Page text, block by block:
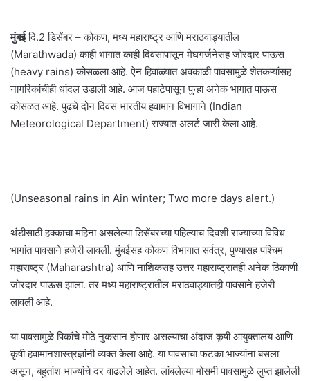
मुंबईदि.2 डिसेंबर – कोकण, मध्य महाराष्ट्र आणि मराठवाड्यातील
(Marathwada) काही भागात काही दिवसांपासून मेघगर्जनेसह जोरदार पाऊस
(heavy rains) कोसळला आहे. ऐन हिवाळ्यात अवकाळी पावसामुळे शेतकऱ्यांसह
नागरिकांचीही धांदल उडाली आहे. आज पहाटेपासून पुन्हा अनेक भागात पाऊस
कोसळत आहे. पुढचे दोन दिवस भारतीय हवामान विभागाने (Indian
Meteorological Department) राज्यात अलर्ट जारी केला आहे.
(Unseasonal rains in Ain winter; Two more days alert.)
थंडीसाठी हक्काचा महिना असलेल्या डिसेंबरच्या पहिल्याच दिवशी राज्याच्या विविध
भागांत पावसाने हजेरी लावली. मुंबईसह कोकण विभागात सर्वत्र, पुण्यासह पश्चिम
महाराष्ट्र (Maharashtra) आणि नाशिकसह उत्तर महाराष्ट्रातही अनेक ठिकाणी
जोरदार पाऊस झाला. तर मध्य महाराष्ट्रातील मराठवाड्यातही पावसाने हजेरी
लावली आहे.
या पावसामुळे पिकांचे मोठे नुकसान होणार असल्याचा अंदाज कृषी आयुक्तालय आणि
कृषी हवामानशास्त्रज्ञांनी व्यक्त केला आहे. या पावसाचा फटका भाज्यांना बसला
असून, बहुतांश भाज्यांचे दर वाढलेले आहेत. लांबलेल्या मोसमी पावसामुळे लुप्त झालेली